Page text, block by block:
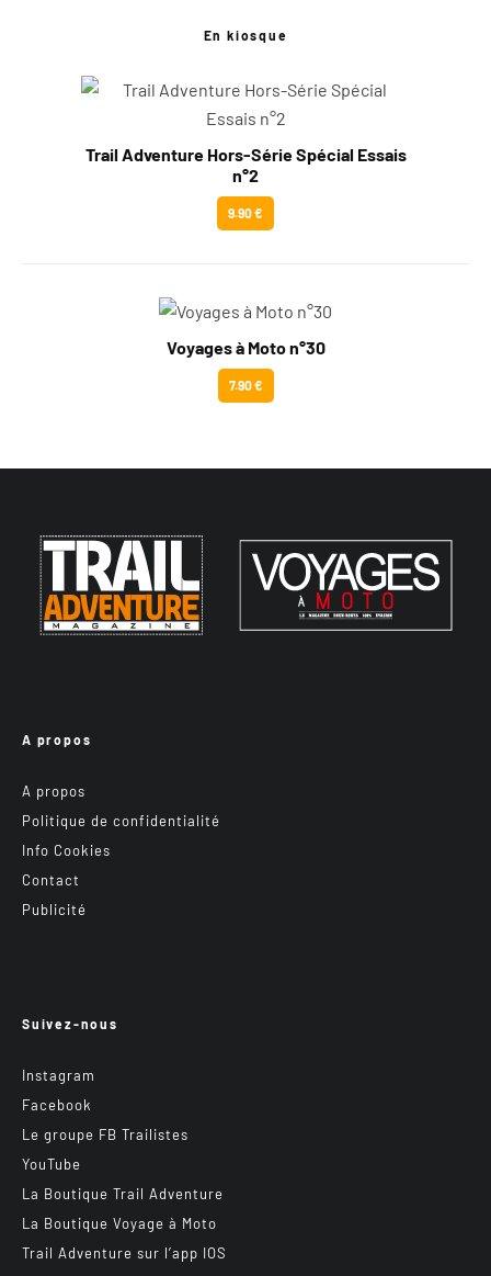
En kiosque
Trail Adventure Hors-Série Spécial Essais
n°2
9.90 €
Voyages à Moto n°30
7.90 €
A propos
A propos
Politique de confidentialité
Info Cookies
Contact
Publicité
Suivez-nous
Instagram
Facebook
Le groupe FB Trailistes
YouTube
La Boutique Trail Adventure
La Boutique Voyage à Moto
Trail Adventure sur l’app IOS